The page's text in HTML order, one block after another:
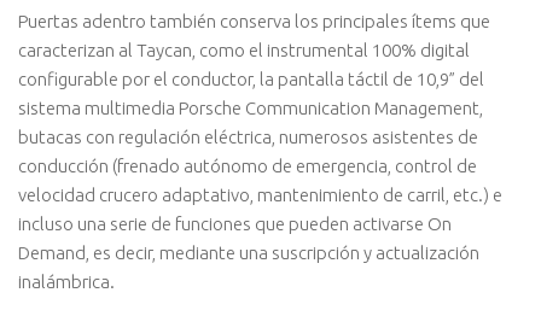
Puertas adentro también conserva los principales ítems que
caracterizan al Taycan, como el instrumental 100% digital
configurable por el conductor, la pantalla táctil de 10,9” del
sistema multimedia Porsche Communication Management,
butacas con regulación eléctrica, numerosos asistentes de
conducción (frenado autónomo de emergencia, control de
velocidad crucero adaptativo, mantenimiento de carril, etc.) e
incluso una serie de funciones que pueden activarse On
Demand, es decir, mediante una suscripción y actualización
inalámbrica.